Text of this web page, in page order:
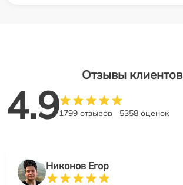
Отзывы клиентов
4.91799 отзывов 5358 оценок
Никонов Егор